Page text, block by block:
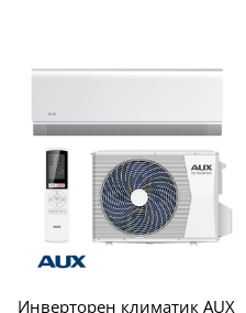
Инверторен климатик AUX